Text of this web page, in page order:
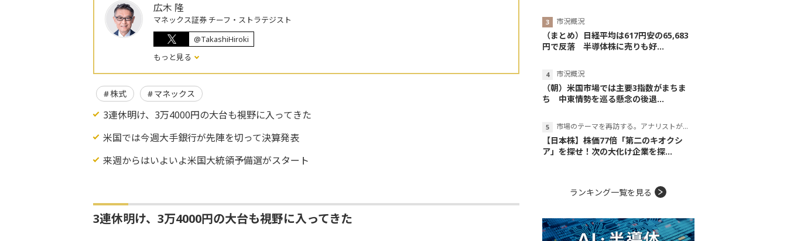
広木 隆
マネックス証券 チーフ・ストラテジスト
@TakashiHiroki
もっと見る
株式 マネックス
3連休明け、3万4000円の大台も視野に入ってきた
米国では今週大手銀行が先陣を切って決算発表
来週からはいよいよ米国大統領予備選がスタート
3連休明け、3万4000円の大台も視野に入ってきた
市況概況
（まとめ）日経平均は617円安の65,683
円で反落 半導体株に売りも好...
市況概況
（朝）米国市場では主要3指数がまちま
ち 中東情勢を巡る懸念の後退...
市場のテーマを再訪する。アナリストが読み解くテーマの本質
【日本株】株価77倍「第二のキオクシ
ア」を探せ！次の大化け企業を探...
ランキング一覧を見る